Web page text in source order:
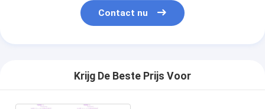
Contact nu
Krijg De Beste Prijs Voor